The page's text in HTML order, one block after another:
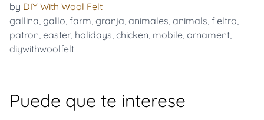
by DIY With Wool Felt
gallina, gallo, farm, granja, animales, animals, fieltro,
patron, easter, holidays, chicken, mobile, ornament,
diywithwoolfelt
Puede que te interese